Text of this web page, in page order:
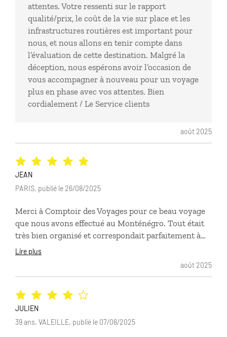
août 2025
attentes. Votre ressenti sur le rapport
qualité/prix, le coût de la vie sur place et les
infrastructures routières est important pour
nous, et nous allons en tenir compte dans
l’évaluation de cette destination. Malgré la
déception, nous espérons avoir l’occasion de
vous accompagner à nouveau pour un voyage
plus en phase avec vos attentes. Bien
cordialement / Le Service clients
Merci à Comptoir des Voyages pour ce beau voyage
que nous avons effectué au Monténégro. Tout était
très bien organisé et correspondait parfaitement à
nos souhaits et à nos discussions préalables avec
l'agence. Nous recommandons fortement Comptoir
Lire plus
août 2025
JEAN
PARIS, publié le 26/08/2025
JULIEN
39 ans, VALEILLE, publié le 07/08/2025